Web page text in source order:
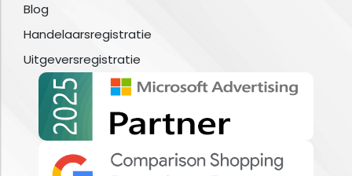
Blog
Handelaarsregistratie
Uitgeversregistratie